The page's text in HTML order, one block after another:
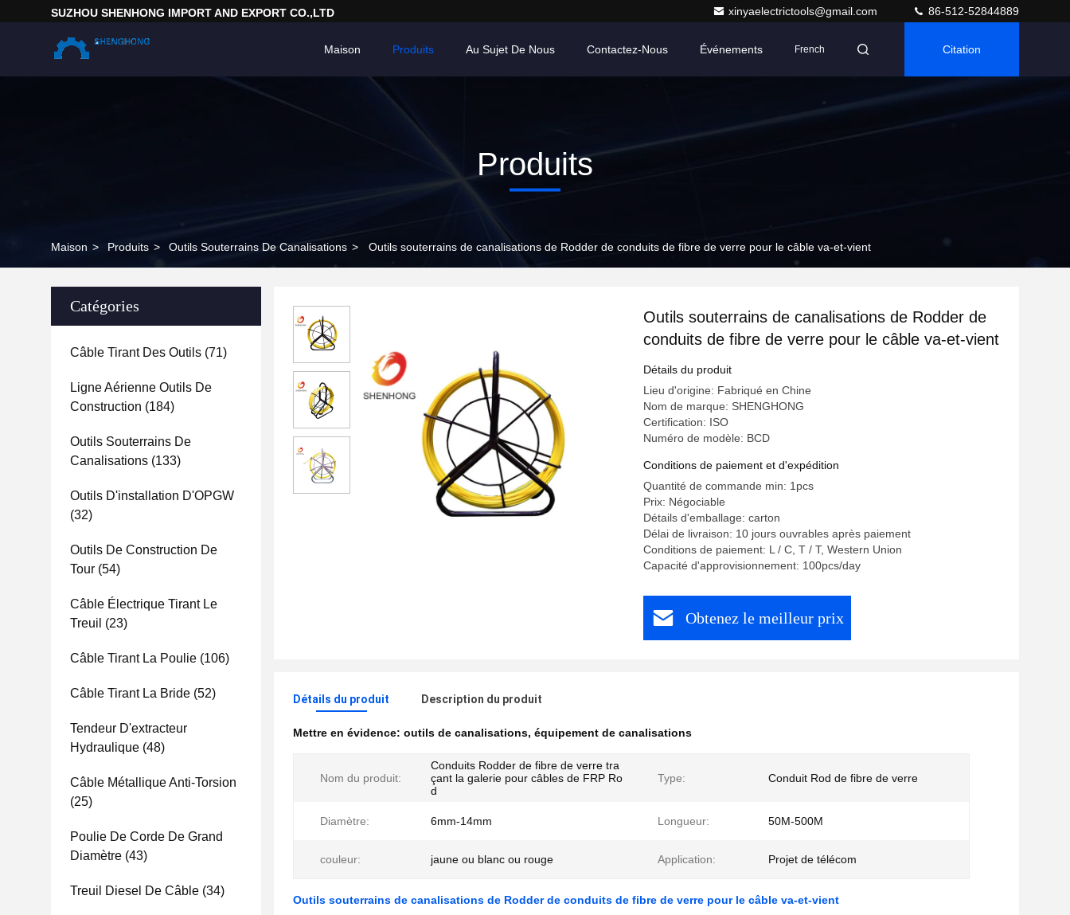
SUZHOU SHENHONG IMPORT AND EXPORT CO.,LTD xinyaelectrictools@gmail.com 86-512-52844889
Maison Produits Au Sujet De Nous Contactez-Nous Événements French Citation
Produits
Maison > Produits > Outils Souterrains De Canalisations > Outils souterrains de canalisations de Rodder de conduits de fibre de verre pour le câble va-et-vient
Catégories
Câble Tirant Des Outils (71)
Ligne Aérienne Outils De
Construction (184)
Outils Souterrains De
Canalisations (133)
Outils D'installation D'OPGW
(32)
Outils De Construction De
Tour (54)
Câble Électrique Tirant Le
Treuil (23)
Câble Tirant La Poulie (106)
Câble Tirant La Bride (52)
Tendeur D'extracteur
Hydraulique (48)
Câble Métallique Anti-Torsion
(25)
Poulie De Corde De Grand
Diamètre (43)
Treuil Diesel De Câble (34)
Outils souterrains de canalisations de Rodder de
conduits de fibre de verre pour le câble va-et-vient
Détails du produit
Lieu d'origine: Fabriqué en Chine
Nom de marque: SHENGHONG
Certification: ISO
Numéro de modèle: BCD
Conditions de paiement et d'expédition
Quantité de commande min: 1pcs
Prix: Négociable
Détails d'emballage: carton
Délai de livraison: 10 jours ouvrables après paiement
Conditions de paiement: L / C, T / T, Western Union
Capacité d'approvisionnement: 100pcs/day
Obtenez le meilleur prix
Détails du produit Description du produit
Mettre en évidence: outils de canalisations, équipement de canalisations
Nom du produit:
Conduits Rodder de fibre de verre tra
çant la galerie pour câbles de FRP Ro
d
Type: Conduit Rod de fibre de verre
Diamètre: 6mm-14mm Longueur: 50M-500M
couleur: jaune ou blanc ou rouge Application: Projet de télécom
Outils souterrains de canalisations de Rodder de conduits de fibre de verre pour le câble va-et-vient